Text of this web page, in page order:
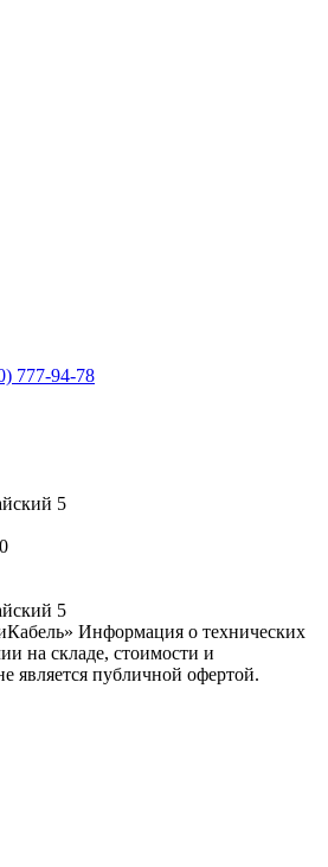
777-94-78
5
5
Информация о технических
на складе, стоимости и
является публичной офертой.